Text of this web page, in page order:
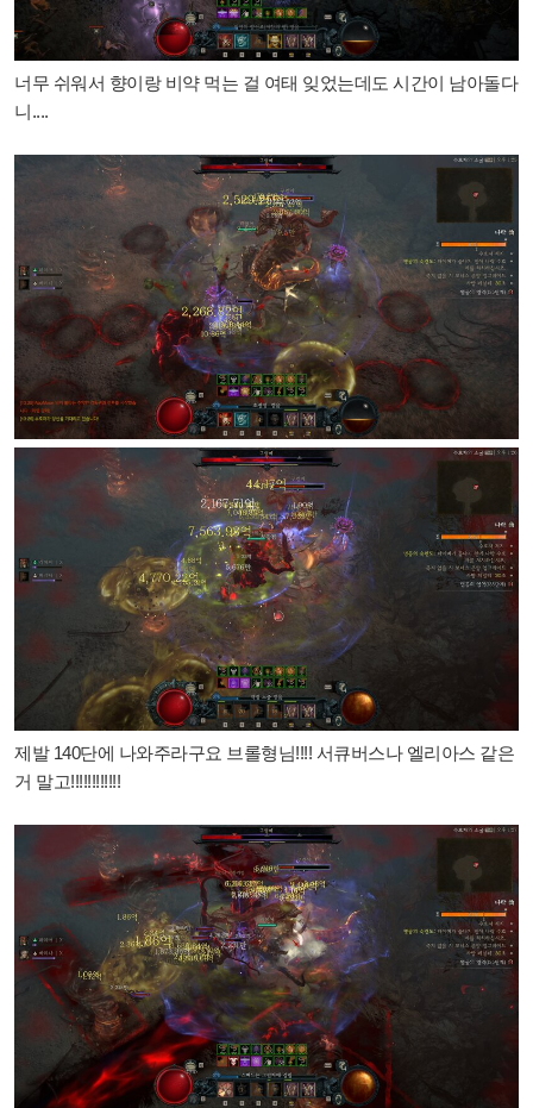
너무 쉬워서 향이랑 비약 먹는 걸 여태 잊었는데도 시간이 남아돌다
니....
제발 140단에 나와주라구요 브롤형님!!!! 서큐버스나 엘리아스 같은
거 말고!!!!!!!!!!!!